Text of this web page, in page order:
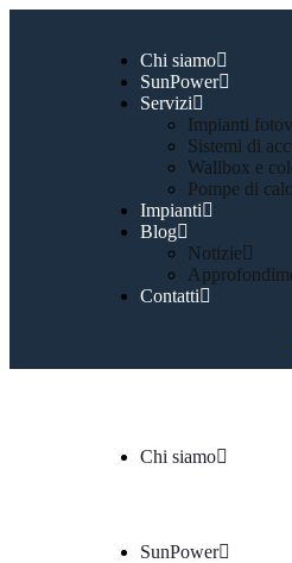
Chi siamo
SunPower
Servizi
Impianti
Sistemi di
Wallbox e
Pompe di
Impianti
Blog
Notizie
Contatti
Chi siamo
SunPower